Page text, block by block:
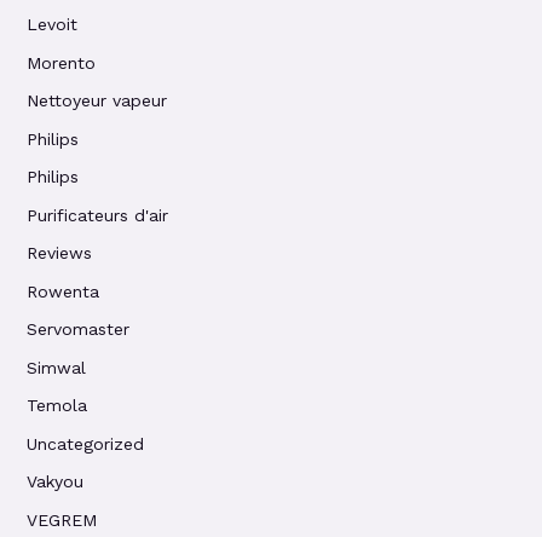
Levoit
Morento
Nettoyeur vapeur
Philips
Philips
Purificateurs d'air
Reviews
Rowenta
Servomaster
Simwal
Temola
Uncategorized
Vakyou
VEGREM